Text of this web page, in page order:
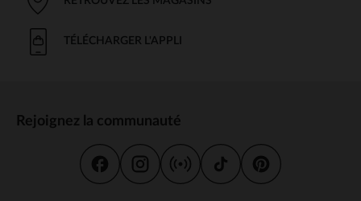
TÉLÉCHARGER L'APPLI
Rejoignez la communauté